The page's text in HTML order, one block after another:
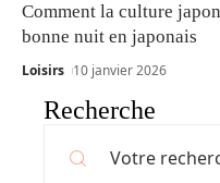
Comment la culture
bonne nuit en japonais
Loisirs 10 janvier 2026
Recherche